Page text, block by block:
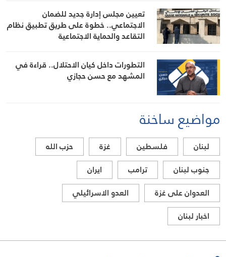
تعيين مجلس إدارة جديد للضمان
الاجتماعي.. خطوة على طريق تطبيق نظام
التقاعد والحماية الاجتماعية
التطورات داخل كيان الاحتلال.. قراءة في
المشهد مع حسن حجازي
مواضيع ساخنة
لبنان فلسطين غزة
حزب الله
جنوب لبنان
ترامب
ايران
العدوان على غزة
العدو الاسرائيلي
اخبار لبنان